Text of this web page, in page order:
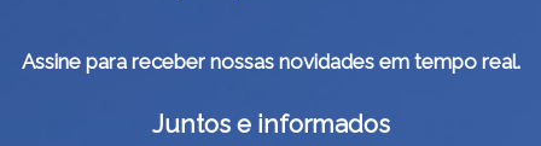
Assine para receber nossas novidades em tempo real.
Juntos e informados